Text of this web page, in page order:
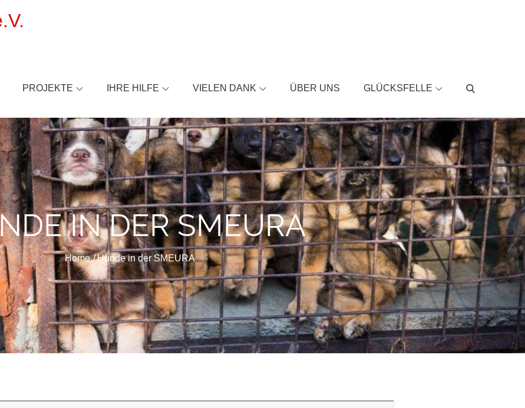
PROJEKTE IHRE HILFE VIELEN DANK ÜBER UNS GLÜCKSFELLE
IN DER SMEURA
Home Hunde in der SMEURA